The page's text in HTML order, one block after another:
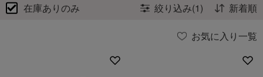
在庫ありのみ 絞り込み(1) 新着順
お気に入り一覧